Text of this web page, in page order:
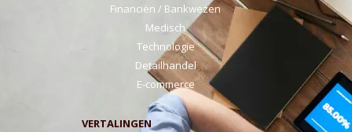
Financiën / Bankwezen
Medisch
Technologie
Detailhandel
E-commerce
VERTALINGEN